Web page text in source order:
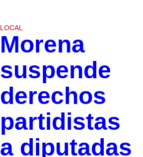
LOCAL
Morena
suspende
derechos
partidistas
a diputadas